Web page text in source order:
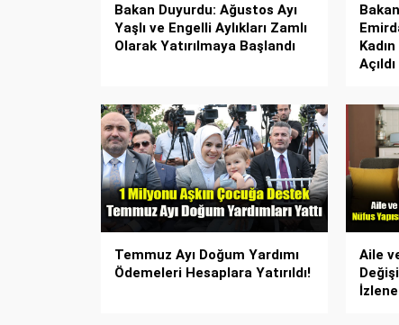
Bakan Duyurdu: Ağustos Ayı
Yaşlı ve Engelli Aylıkları Zamlı
Olarak Yatırılmaya Başlandı
Açıldı
Temmuz Ayı Doğum Yardımı
Ödemeleri Hesaplara Yatırıldı!
Aile